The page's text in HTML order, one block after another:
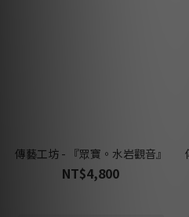
傳藝工坊 - 『眾寶。水岩觀音』
NT$4,800